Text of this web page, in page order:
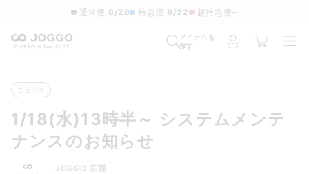
通常便 8/28 特急便 8/22 超特急便−
アイテムを
探す
ニュース
1/18(水)13時半～ システムメンテ
ナンスのお知らせ
JOGGO 広報